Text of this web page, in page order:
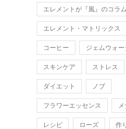
エレメントが『風』のコラ
エレメント・マトリックス
コーヒー ジェムウォー
スキンケア ストレス
ダイエット ノブ
フラワーエッセンス
レシピ ローズ 作